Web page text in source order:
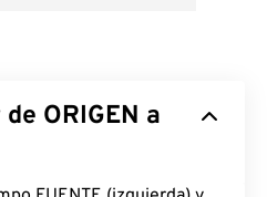
ORIGEN a